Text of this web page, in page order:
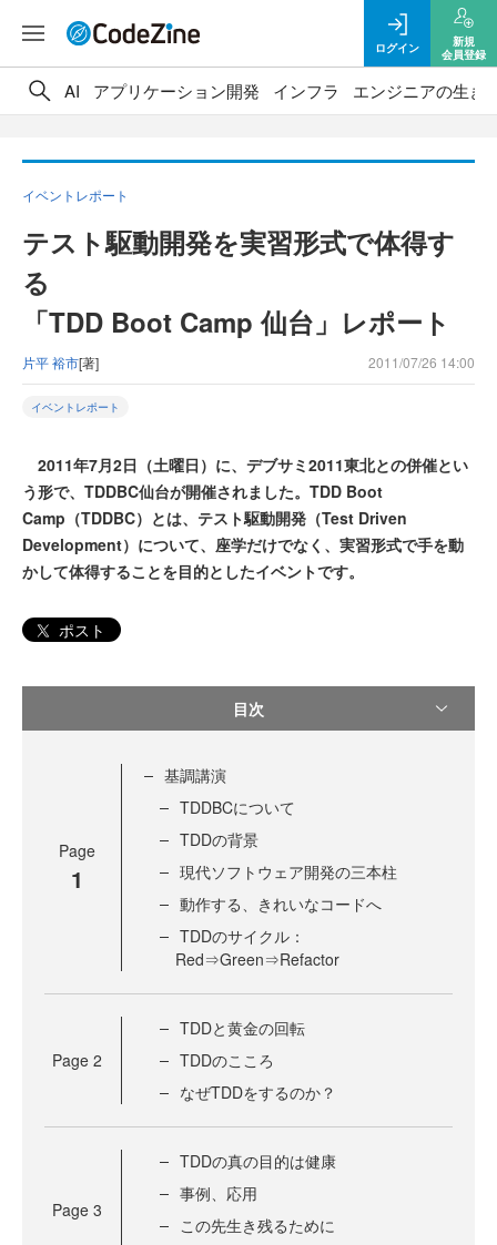
ログイン
新規
会員登録
AI アプリケーション開発 インフラ エンジニアの生き
イベントレポート
テスト駆動開発を実習形式で体得す
る
「TDD Boot Camp 仙台」レポート
片平 裕市[著] 2011/07/26 14:00
イベントレポート
2011年7月2日（土曜日）に、デブサミ2011東北との併催とい
う形で、TDDBC仙台が開催されました。TDD Boot
Camp（TDDBC）とは、テスト駆動開発（Test Driven
Development）について、座学だけでなく、実習形式で手を動
かして体得することを目的としたイベントです。
ポスト
目次
Page
1
基調講演
TDDBCについて
TDDの背景
現代ソフトウェア開発の三本柱
動作する、きれいなコードへ
TDDのサイクル：
Red⇒Green⇒Refactor
Page 2
TDDと黄金の回転
TDDのこころ
なぜTDDをするのか？
Page 3
TDDの真の目的は健康
事例、応用
この先生き残るために